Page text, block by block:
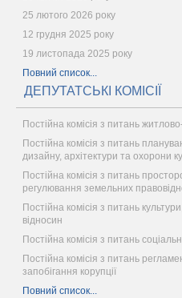
25 лютого 2026 року
12 грудня 2025 року
19 листопада 2025 року
Повний список...
ДЕПУТАТСЬКІ КОМІСІЇ
Постійна комісія з питань
Постійна комісія з питань
дизайну, архітектури та охорони
Постійна комісія з питань
регулювання земельних
Постійна комісія з питань
відносин
Постійна комісія з питань
Постійна комісія з питань
запобігання корупції
Повний список...